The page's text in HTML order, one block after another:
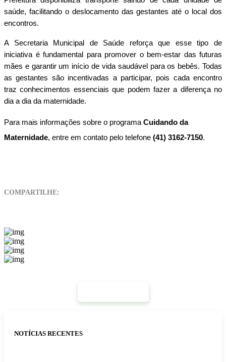
saúde, facilitando o deslocamento das gestantes até o local dos
encontros.
A Secretaria Municipal de Saúde reforça que esse tipo de
iniciativa é fundamental para promover o bem-estar das futuras
mães e garantir um início de vida saudável para os bebês. Todas
as gestantes são incentivadas a participar, pois cada encontro
traz conhecimentos essenciais que podem fazer a diferença no
dia a dia da maternidade.
Para mais informações sobre o programa Cuidando da
Maternidade, entre em contato pelo telefone (41) 3162-7150.
COMPARTILHE:
NOTÍCIAS RECENTES